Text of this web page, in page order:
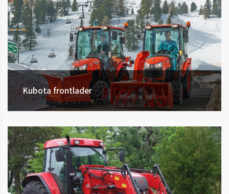
Kubota frontlader